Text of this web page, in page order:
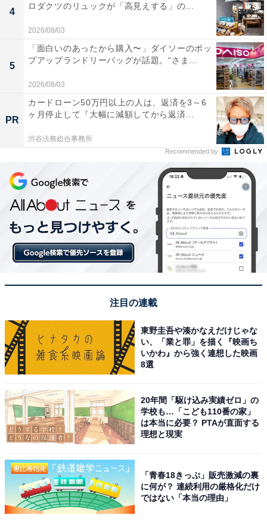
4
ロダクツのリュックが「高見えする」の...
2026/08/03
5
「面白いのあったから購入〜」ダイソーのポッ
プアップランドリーバッグが話題。“さま...
2026/08/03
PR
カードローン50万円以上の人は、返済を3～6
ヶ月停止して『大幅に減額してから返済...
渋谷法務総合事務所
Recommended by
注目の連載
東野圭吾や湊かなえだけじゃな
い、「業と罪」を描く『映画ち
いかわ』から強く連想した映画
8選
20年間「駆け込み実績ゼロ」の
学校も…「こども110番の家」
は本当に必要？ PTAが直面する
理想と現実
「青春18きっぷ」販売激減の裏
に何が？ 連続利用の厳格化だけ
ではない「本当の理由」